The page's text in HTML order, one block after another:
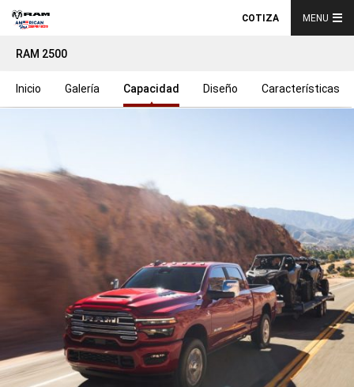
COTIZA MENU
RAM 2500
Inicio Galería Capacidad Diseño Características